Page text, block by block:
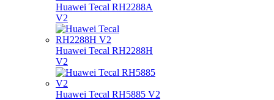
Huawei Tecal RH2288A
V2
Huawei Tecal RH2288H
V2
Huawei Tecal RH5885 V2